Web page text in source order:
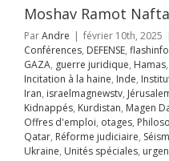
Adom
Maroc
News1 Offres
otages
juive Pogrom
Qatar
judiciaire
Séries Sionisme
Ukraine Unités
urgences Yémen
Moshav Ramot
ParAndre | février 10th, 2025
Conférences, DEFENSE,
GAZA, guerre juridique, Hamas,
Incitation à la haine, Inde,
Iran, israelmagnewstv,
Kidnappés, Kurdistan, Magen
Offres d'emploi, otages,
Qatar, Réforme judiciaire,
Ukraine, Unités spéciales,
: l’Atmos 2000
détrône le
KNDS France